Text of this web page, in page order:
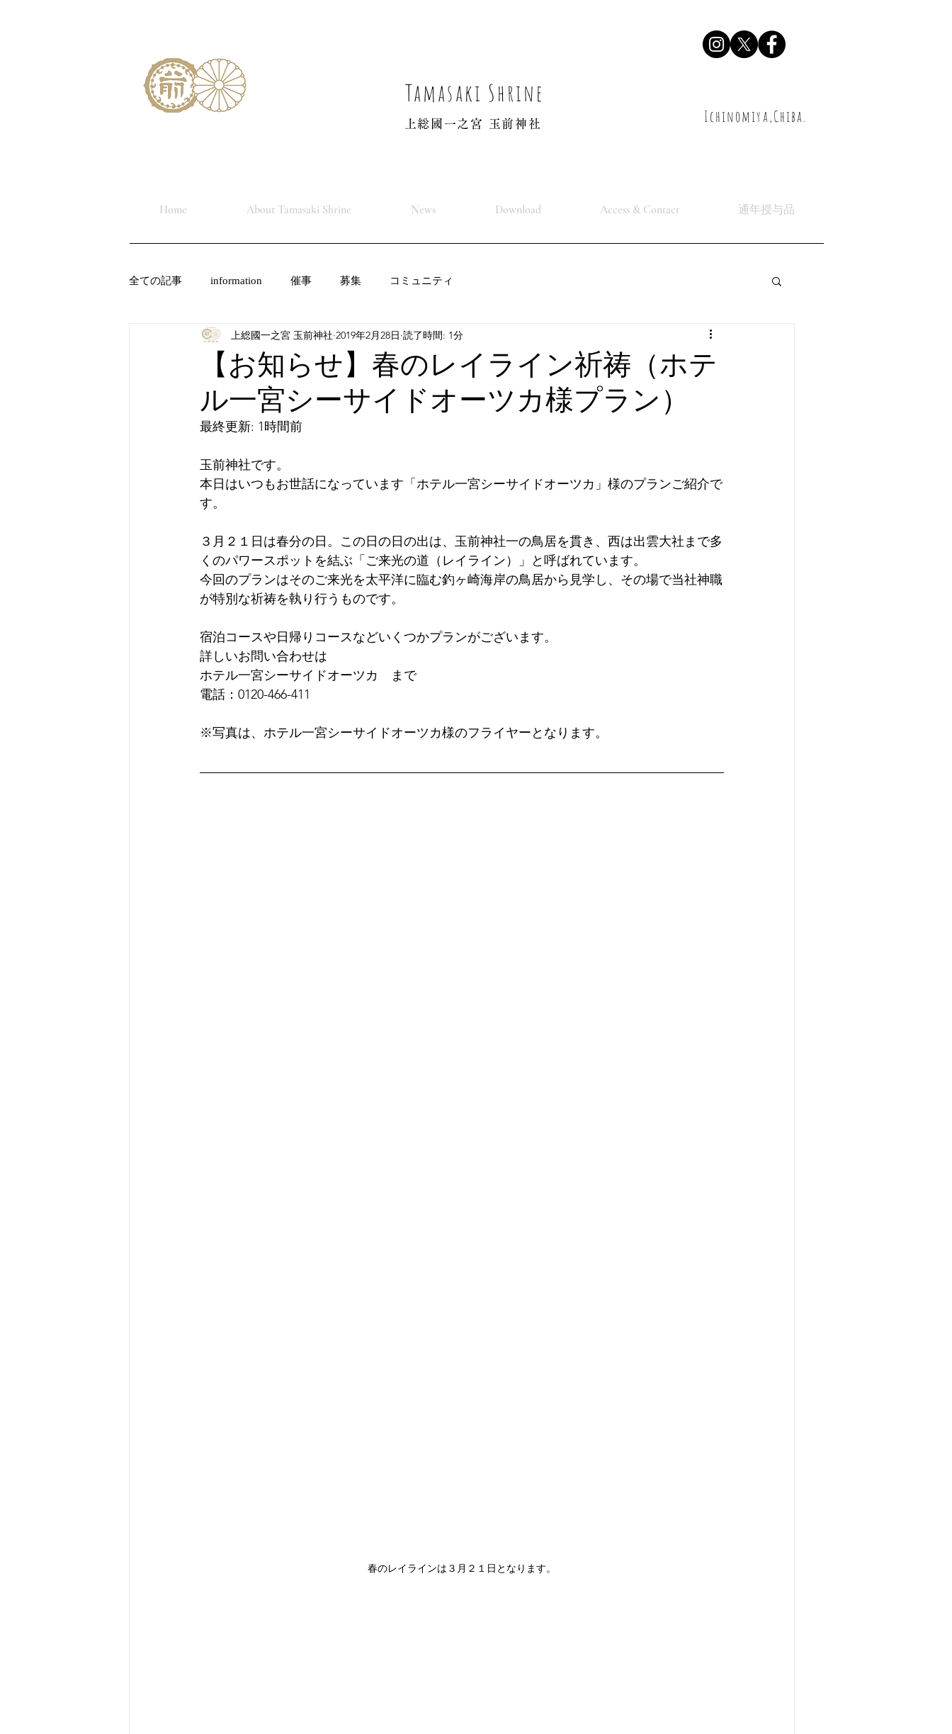
Tamasaki Shrine
上総國一之宮 玉前神社 Ichinomiya,Chiba.
Home About Tamasaki Shrine News Download Access & Contact 通年授与品
全ての記事 information 催事 募集 コミュニティ
【お知らせ】春のレイライン祈祷（ホテ
ル一宮シーサイドオーツカ様プラン）
上総國一之宮 玉前神社 2019年2月28日 読了時間: 1分
最終更新: 1時間前
玉前神社です。
本日はいつもお世話になっています「ホテル一宮シーサイドオーツカ」様のプランご紹介で
す。⁣
３月２１日は春分の日。この日の日の出は、玉前神社一の鳥居を貫き、西は出雲大社まで多
くのパワースポットを結ぶ「ご来光の道（レイライン）」と呼ばれています。⁣
今回のプランはそのご来光を太平洋に臨む釣ヶ崎海岸の鳥居から見学し、その場で当社神職
が特別な祈祷を執り行うものです。⁣
宿泊コースや日帰りコースなどいくつかプランがございます。⁣
詳しいお問い合わせは⁣
ホテル一宮シーサイドオーツカ　まで⁣
電話：0120-466-411⁣
※写真は、ホテル一宮シーサイドオーツカ様のフライヤーとなります。
春のレイラインは３月２１日となります。